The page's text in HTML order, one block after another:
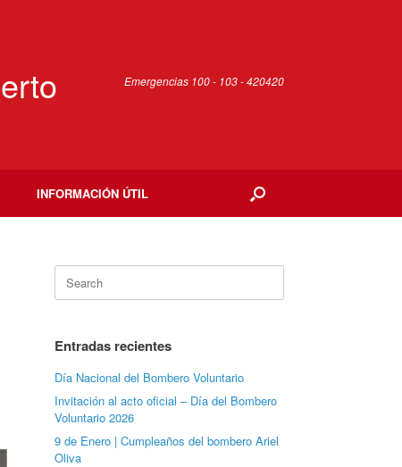
Emergencias 100 - 103 - 420420
INFORMACIÓN ÚTIL
Search
for:
Entradas recientes
Día Nacional del Bombero Voluntario
Invitación al acto oficial – Día del Bombero
Voluntario 2026
9 de Enero | Cumpleaños del bombero Ariel
Oliva